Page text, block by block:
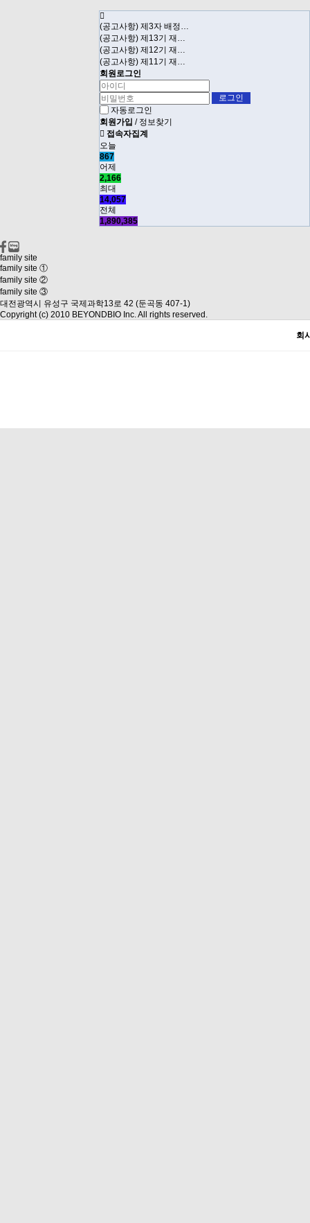
(공고사항) 제3자 배정…
(공고사항) 제13기 재…
(공고사항) 제12기 재…
(공고사항) 제11기 재…
회원로그인
자동로그인
회원가입 / 정보찾기
접속자집계
오늘
867
어제
2,166
최대
14,057
전체
1,890,385
family site
family site ①
family site ②
family site ③
대전광역시 유성구 국제과학13로 42 (둔곡동 407-1)
Copyright (c) 2010 BEYONDBIO Inc. All rights reserved.
회